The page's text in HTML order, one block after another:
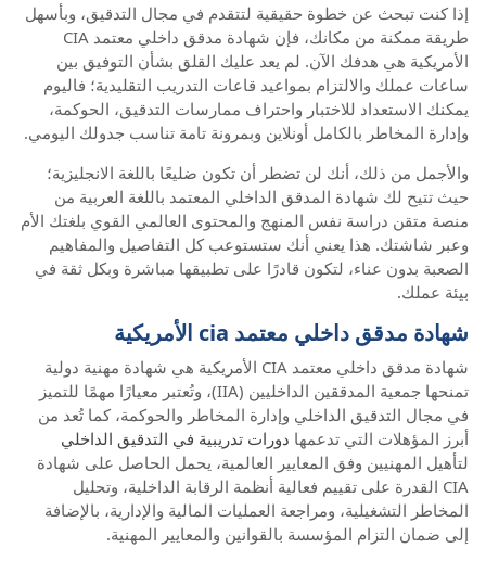
إذا كنت تبحث عن خطوة حقيقية لتتقدم في مجال التدقيق، وبأسهل
طريقة ممكنة من مكانك، فإن شهادة مدقق داخلي معتمد CIA
الأمريكية هي هدفك الآن. لم يعد عليك القلق بشأن التوفيق بين
ساعات عملك والالتزام بمواعيد قاعات التدريب التقليدية؛ فاليوم
يمكنك الاستعداد للاختبار واحتراف ممارسات التدقيق، الحوكمة،
وإدارة المخاطر بالكامل أونلاين وبمرونة تامة تناسب جدولك اليومي.
والأجمل من ذلك، أنك لن تضطر أن تكون ضليعًا باللغة الانجليزية؛
حيث تتيح لك شهادة المدقق الداخلي المعتمد باللغة العربية من
منصة متقن دراسة نفس المنهج والمحتوى العالمي القوي بلغتك الأم
وعبر شاشتك. هذا يعني أنك ستستوعب كل التفاصيل والمفاهيم
الصعبة بدون عناء، لتكون قادرًا على تطبيقها مباشرة وبكل ثقة في
بيئة عملك.
شهادة مدقق داخلي معتمد cia الأمريكية
شهادة مدقق داخلي معتمد CIA الأمريكية هي شهادة مهنية دولية
تمنحها جمعية المدققين الداخليين (IIA)، وتُعتبر معيارًا مهمًا للتميز
في مجال التدقيق الداخلي وإدارة المخاطر والحوكمة، كما تُعد من
أبرز المؤهلات التي تدعمها دورات تدريبية في التدقيق الداخلي
لتأهيل المهنيين وفق المعايير العالمية، يحمل الحاصل على شهادة
CIA القدرة على تقييم فعالية أنظمة الرقابة الداخلية، وتحليل
المخاطر التشغيلية، ومراجعة العمليات المالية والإدارية، بالإضافة
إلى ضمان التزام المؤسسة بالقوانين والمعايير المهنية.